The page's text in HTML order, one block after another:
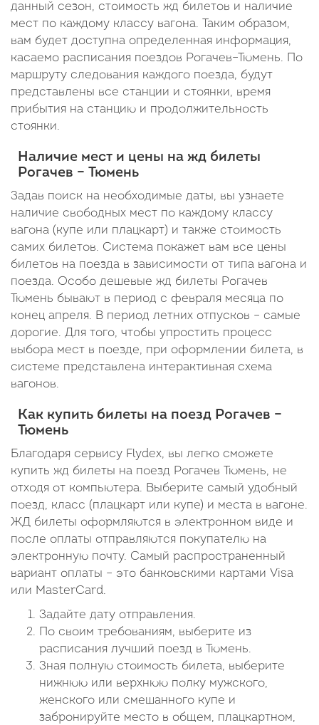
данный сезон, стоимость жд билетов и наличие
мест по каждому классу вагона. Таким образом,
вам будет доступна определенная информация,
касаемо расписания поездов Рогачев–Тюмень. По
маршруту следования каждого поезда, будут
представлены все станции и стоянки, время
прибытия на станцию и продолжительность
стоянки.
Наличие мест и цены на жд билеты
Рогачев – Тюмень
Задав поиск на необходимые даты, вы узнаете
наличие свободных мест по каждому классу
вагона (купе или плацкарт) и также стоимость
самих билетов. Система покажет вам все цены
билетов на поезда в зависимости от типа вагона и
поезда. Особо дешевые жд билеты Рогачев
Тюмень бывают в период с февраля месяца по
конец апреля. В период летних отпусков – самые
дорогие. Для того, чтобы упростить процесс
выбора мест в поезде, при оформлении билета, в
системе представлена интерактивная схема
вагонов.
Как купить билеты на поезд Рогачев –
Тюмень
Благодаря сервису Flydex, вы легко сможете
купить жд билеты на поезд Рогачев Тюмень, не
отходя от компьютера. Выберите самый удобный
поезд, класс (плацкарт или купе) и места в вагоне.
ЖД билеты оформляются в электронном виде и
после оплаты отправляются покупателю на
электронную почту. Самый распространенный
вариант оплаты – это банковскими картами Visa
или MasterCard.
Задайте дату отправления.
По своим требованиям, выберите из
расписания лучший поезд в Тюмень.
Зная полную стоимость билета, выберите
нижнюю или верхнюю полку мужского,
женского или смешанного купе и
забронируйте место в общем, плацкартном,